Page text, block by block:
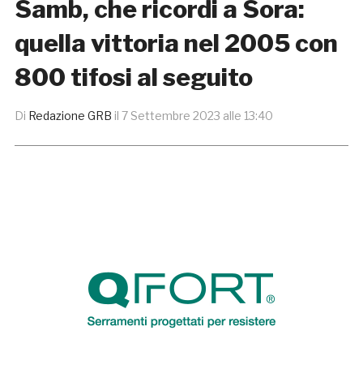
Samb, che ricordi a Sora:
quella vittoria nel 2005 con
800 tifosi al seguito
Di Redazione GRB il 7 Settembre 2023 alle 13:40